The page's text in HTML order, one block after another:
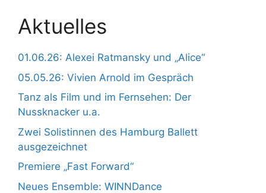
Aktuelles
01.06.26: Alexei Ratmansky und „Alice“
05.05.26: Vivien Arnold im Gespräch
Tanz als Film und im Fernsehen: Der
Nussknacker u.a.
Zwei Solistinnen des Hamburg Ballett
ausgezeichnet
Premiere „Fast Forward“
Neues Ensemble: WINNDance